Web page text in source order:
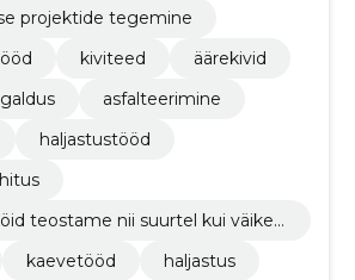
projektide tegemine
kiviteed
äärekivid
asfalteerimine
haljastustööd
teostame nii suurtel kui väikes
kaevetööd
haljastus